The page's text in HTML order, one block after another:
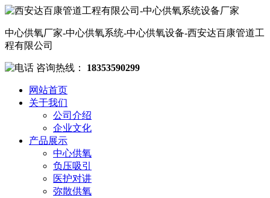
中心供氧厂家-中心供氧系统-中心供氧设备-西安达百康管道工
程有限公司
咨询热线： 18353590299
网站首页
关于我们
公司介绍
企业文化
产品展示
中心供氧
负压吸引
医护对讲
弥散供氧